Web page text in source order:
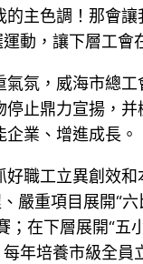
主色調！那會
動，讓下層工
氛，威海市總
止鼎力宣揚，
業、增進成長。
好職工立異創效
嚴重項目展開“
在下層展開“五
年培養市級全